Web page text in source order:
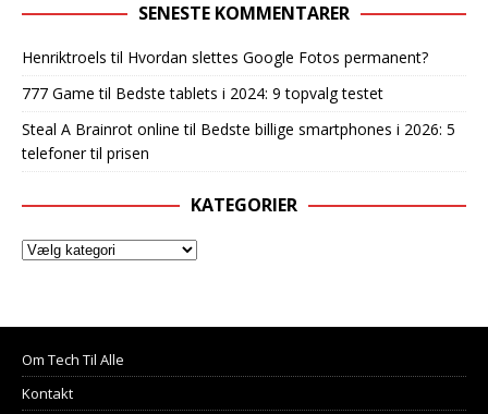
SENESTE KOMMENTARER
Henriktroels til Hvordan slettes Google Fotos permanent?
777 Game til Bedste tablets i 2024: 9 topvalg testet
Steal A Brainrot online til Bedste billige smartphones i 2026: 5
telefoner til prisen
KATEGORIER
Om Tech Til Alle
Kontakt